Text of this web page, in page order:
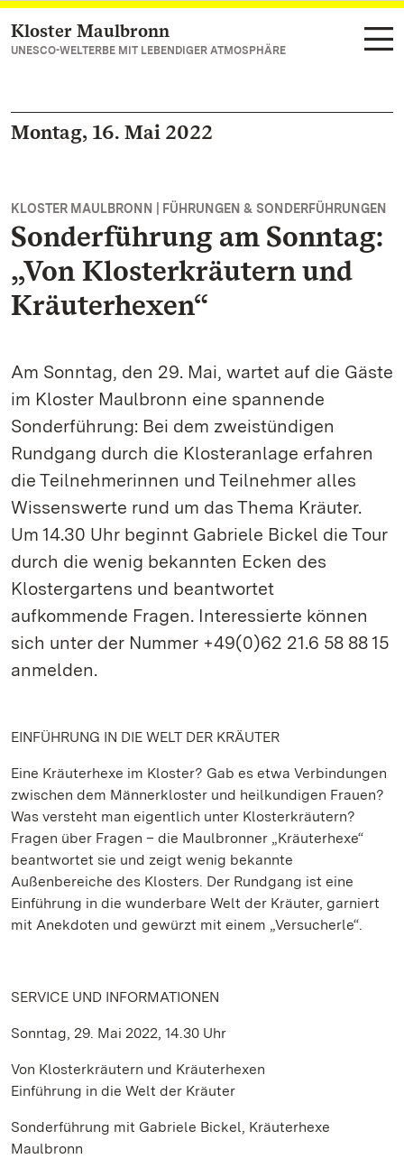
Zum Hauptinhalt springen
Kloster Maulbronn
UNESCO-WELTERBE MIT LEBENDIGER ATMOSPHÄRE
Montag, 16. Mai 2022
KLOSTER MAULBRONN | FÜHRUNGEN & SONDERFÜHRUNGEN
Sonderführung am Sonntag:
„Von Klosterkräutern und
Kräuterhexen“
Am Sonntag, den 29. Mai, wartet auf die Gäste
im Kloster Maulbronn eine spannende
Sonderführung: Bei dem zweistündigen
Rundgang durch die Klosteranlage erfahren
die Teilnehmerinnen und Teilnehmer alles
Wissenswerte rund um das Thema Kräuter.
Um 14.30 Uhr beginnt Gabriele Bickel die Tour
durch die wenig bekannten Ecken des
Klostergartens und beantwortet
aufkommende Fragen. Interessierte können
sich unter der Nummer +49(0)62 21.6 58 88 15
anmelden.
EINFÜHRUNG IN DIE WELT DER KRÄUTER
Eine Kräuterhexe im Kloster? Gab es etwa Verbindungen
zwischen dem Männerkloster und heilkundigen Frauen?
Was versteht man eigentlich unter Klosterkräutern?
Fragen über Fragen – die Maulbronner „Kräuterhexe“
beantwortet sie und zeigt wenig bekannte
Außenbereiche des Klosters. Der Rundgang ist eine
Einführung in die wunderbare Welt der Kräuter, garniert
mit Anekdoten und gewürzt mit einem „Versucherle“.
SERVICE UND INFORMATIONEN
Sonntag, 29. Mai 2022, 14.30 Uhr
Von Klosterkräutern und Kräuterhexen
Einführung in die Welt der Kräuter
Sonderführung mit Gabriele Bickel, Kräuterhexe
Maulbronn